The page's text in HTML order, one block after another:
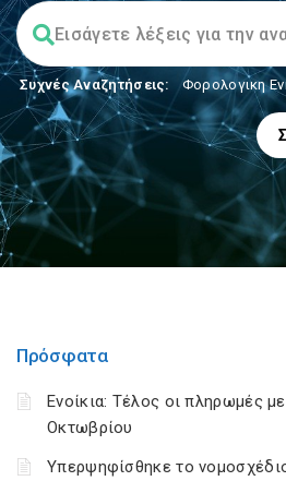
Συχνές Αναζητήσεις: Φορολογικη
Πρόσφατα
Ενοίκια: Τέλος οι πληρωμές
Οκτωβρίου
Υπερψηφίσθηκε το νομοσχέδιο